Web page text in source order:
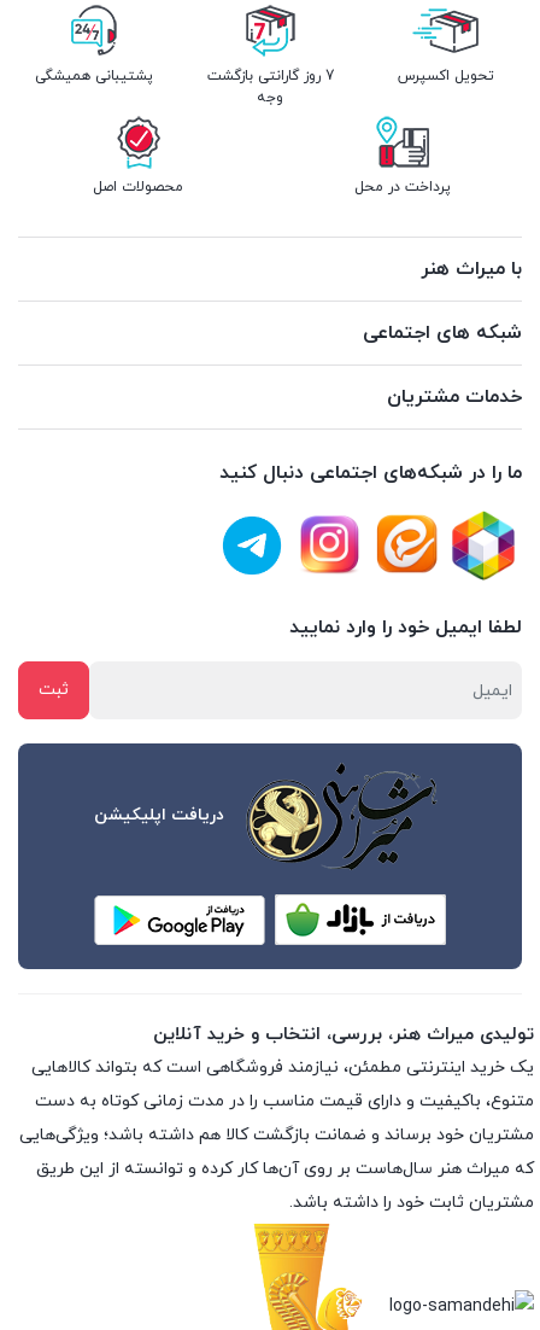
تحویل اکسپرس
7 روز گارانتی بازگشت
وجه
پشتیبانی همیشگی
پرداخت در محل محصولات اصل
با میراث هنر
شبکه های اجتماعی
خدمات مشتریان
ما را در شبکه‌های اجتماعی دنبال کنید
لطفا ایمیل خود را وارد نمایید
دریافت اپلیکیشن
تولیدی میراث هنر، بررسی، انتخاب و خرید آنلاین
یک خرید اینترنتی مطمئن، نیازمند فروشگاهی است که بتواند کالاهایی
متنوع، باکیفیت و دارای قیمت مناسب را در مدت زمانی کوتاه به دست
مشتریان خود برساند و ضمانت بازگشت کالا هم داشته باشد؛ ویژگی‌هایی
که میراث هنر سال‌هاست بر روی آن‌ها کار کرده و توانسته از این طریق
مشتریان ثابت خود را داشته باشد.